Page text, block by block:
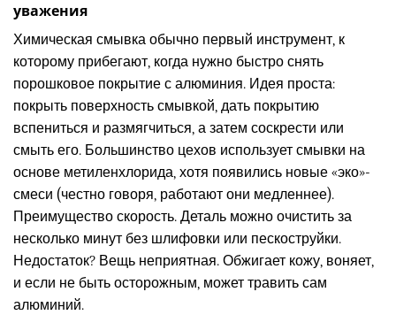
уважения
Химическая смывка обычно первый инструмент, к
которому прибегают, когда нужно быстро снять
порошковое покрытие с алюминия. Идея проста:
покрыть поверхность смывкой, дать покрытию
вспениться и размягчиться, а затем соскрести или
смыть его. Большинство цехов использует смывки на
основе метиленхлорида, хотя появились новые «эко»-
смеси (честно говоря, работают они медленнее).
Преимущество скорость. Деталь можно очистить за
несколько минут без шлифовки или пескоструйки.
Недостаток? Вещь неприятная. Обжигает кожу, воняет,
и если не быть осторожным, может травить сам
алюминий.